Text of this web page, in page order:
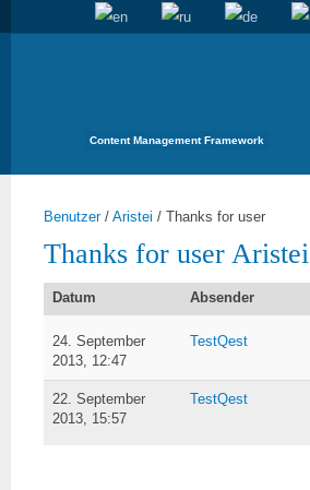
Content Management Framework
Benutzer/ Aristei / Thanks for user
Thanks for user Aristei
Datum Absender
24. September
2013, 12:47
TestQest
22. September
2013, 15:57
TestQest